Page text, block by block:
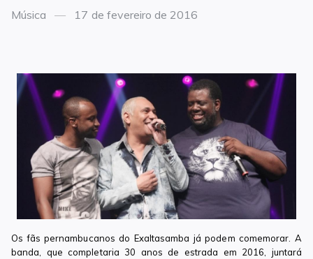
Categories
Música
Posted
17 de fevereiro de 2016
Os fãs pernambucanos do Exaltasamba já podem comemorar. A
banda, que completaria 30 anos de estrada em 2016, juntará